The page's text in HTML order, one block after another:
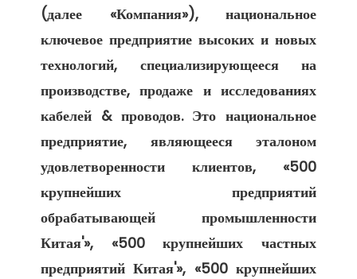
(далее «Компания»), национальное
ключевое предприятие высоких и новых
технологий, специализирующееся на
производстве, продаже и исследованиях
кабелей & проводов. Это национальное
предприятие, являющееся эталоном
удовлетворенности клиентов, «500
крупнейших предприятий
обрабатывающей промышленности
Китая'», «500 крупнейших частных
предприятий Китая'», «500 крупнейших